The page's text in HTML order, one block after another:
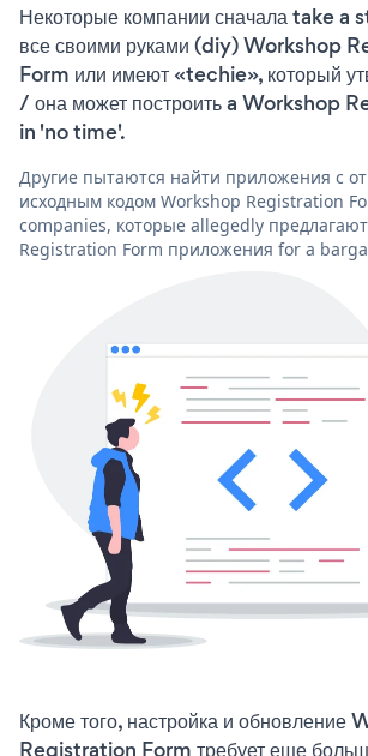
Некоторые компании сначала take a
все своими руками (diy) Workshop
Form или имеют «techie», который
/ она может построить a Workshop
in 'no time'.
Другие пытаются найти приложения с
исходным кодом Workshop Registration
companies, которые allegedly
Registration Form приложения for a
Кроме того, настройка и обновление